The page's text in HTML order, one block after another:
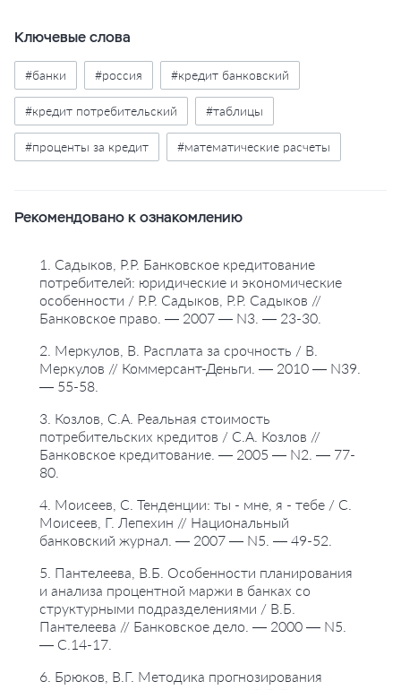
Ключевые слова
#банки #россия #кредит банковский
#кредит потребительский #таблицы
#проценты за кредит #математические расчеты
Рекомендовано к ознакомлению
1. Садыков, Р.Р. Банковское кредитование
потребителей: юридические и экономические
особенности / Р.Р. Садыков, Р.Р. Садыков //
Банковское право. — 2007 — N3. — 23-30.
2. Меркулов, В. Расплата за срочность / В.
Меркулов // Коммерсант-Деньги. — 2010 — N39.
— 55-58.
3. Козлов, С.А. Реальная стоимость
потребительских кредитов / С.А. Козлов //
Банковское кредитование. — 2005 — N2. — 77-
80.
4. Моисеев, С. Тенденции: ты - мне, я - тебе / С.
Моисеев, Г. Лепехин // Национальный
банковский журнал. — 2007 — N5. — 49-52.
5. Пантелеева, В.Б. Особенности планирования
и анализа процентной маржи в банках со
структурными подразделениями / В.Б.
Пантелеева // Банковское дело. — 2000 — N5.
— С.14-17.
6. Брюков, В.Г. Методика прогнозирования